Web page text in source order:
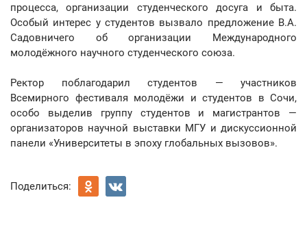
процесса, организации студенческого досуга и быта.
Особый интерес у студентов вызвало предложение В.А.
Садовничего об организации Международного
молодёжного научного студенческого союза.
Ректор поблагодарил студентов — участников
Всемирного фестиваля молодёжи и студентов в Сочи,
особо выделив группу студентов и магистрантов —
организаторов научной выставки МГУ и дискуссионной
панели «Университеты в эпоху глобальных вызовов».
Поделиться: